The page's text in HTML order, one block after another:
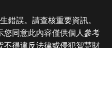
錯誤。請查核重要資訊。
同意此內容僅供個人參考
得違反法律或侵犯智慧財